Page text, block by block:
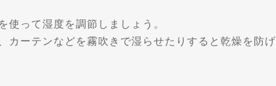
って湿度を調節しましょう。
カーテンなどを霧吹きで湿らせたりすると乾燥を防げ